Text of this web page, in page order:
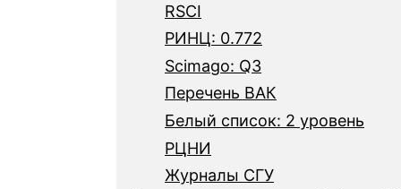
RSCI
РИНЦ: 0.772
Scimago: Q3
Перечень ВАК
Белый список: 2 уровень
РЦНИ
Журналы СГУ